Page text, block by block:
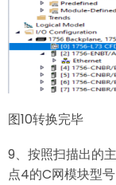
图10转换完毕
9、按照扫描出的
点4的C网模块型号